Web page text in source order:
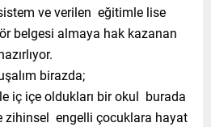
ve verilen eğitimle lise
belgesi almaya hak kazanan
birazda;
iç içe oldukları bir okul burada
zihinsel engelli çocuklara hayat